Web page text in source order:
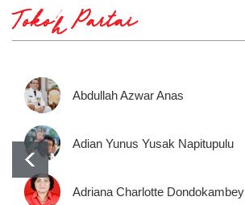
Tokoh Partai
Abdullah Azwar Anas
Adian Yunus Yusak Napitupulu
Adriana Charlotte Dondokambey